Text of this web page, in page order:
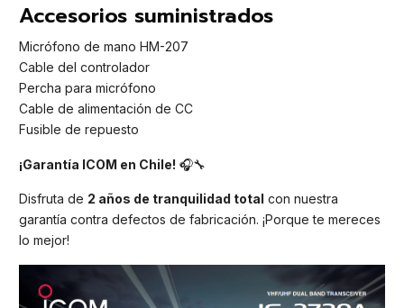
Accesorios suministrados
Micrófono de mano HM-207
Cable del controlador
Percha para micrófono
Cable de alimentación de CC
Fusible de repuesto
¡Garantía ICOM en Chile! 🎧🔧
Disfruta de 2 años de tranquilidad total con nuestra
garantía contra defectos de fabricación. ¡Porque te mereces
lo mejor!